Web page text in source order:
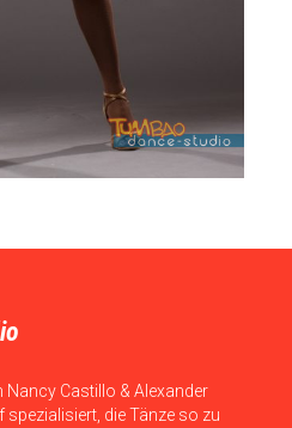
Nancy Castillo & Alexander
spezialisiert, die Tänze so zu